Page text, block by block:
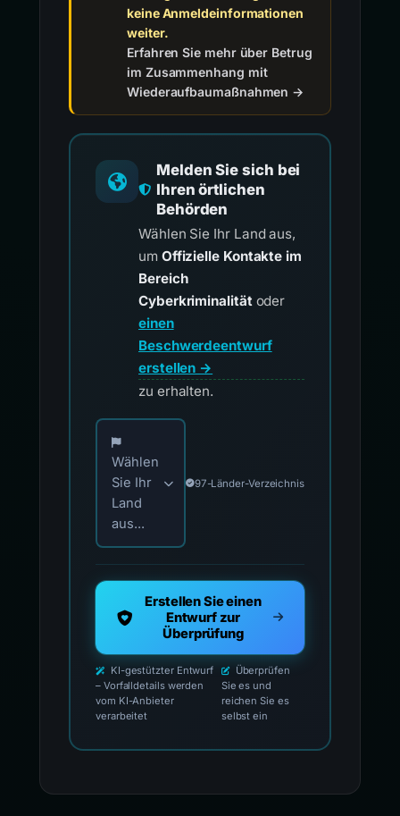
keine Anmeldeinformationen
weiter.
Erfahren Sie mehr über Betrug
im Zusammenhang mit
Wiederaufbaumaßnahmen →
Melden Sie sich bei
Ihren örtlichen
Behörden
Wählen Sie Ihr Land aus,
um Offizielle Kontakte im
Bereich
Cyberkriminalitätoder
einen
Beschwerdeentwurf
erstellen →
zu erhalten.
Wählen Sie Ihr Land für offizielle
Wählen
Sie Ihr
Land
aus...
97-Länder-Verzeichnis
Erstellen Sie einen
Entwurf zur
Überprüfung
KI-gestützter Entwurf
– Vorfalldetails werden
vom KI-Anbieter
verarbeitet
Überprüfen
Sie es und
reichen Sie es
selbst ein